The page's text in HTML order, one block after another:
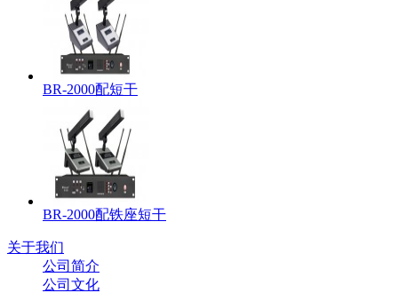
BR-2000配短干
BR-2000配铁座短干
关于我们
公司简介
公司文化